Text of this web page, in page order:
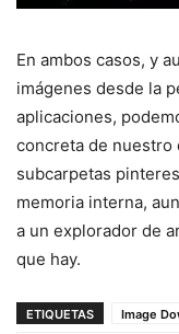
En ambos casos, y
imágenes desde la
aplicaciones,
concreta de nuestro
subcarpetas
memoria interna,
a un explorador de
que hay.
ETIQUETAS
Image